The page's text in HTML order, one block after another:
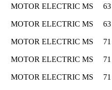
MOTOR ELECTRIC MS 63
MOTOR ELECTRIC MS 63
MOTOR ELECTRIC MS 71
MOTOR ELECTRIC MS 71
MOTOR ELECTRIC MS 71